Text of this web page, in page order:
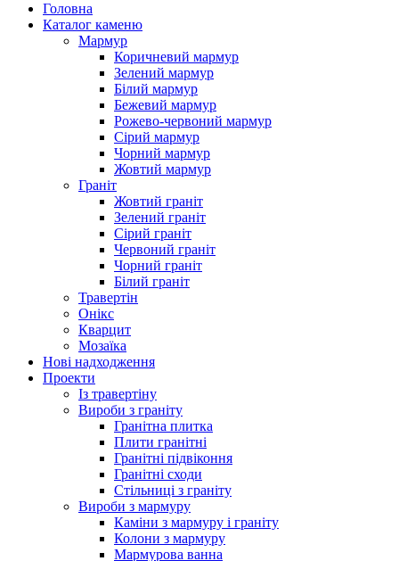
Головна
Каталог каменю
Мармур
Коричневий мармур
Зелений мармур
Білий мармур
Бежевий мармур
Рожево-червоний мармур
Сірий мармур
Чорний мармур
Жовтий мармур
Граніт
Жовтий граніт
Зелений граніт
Сірий граніт
Червоний граніт
Чорний граніт
Білий граніт
Травертін
Онікс
Кварцит
Мозаїка
Нові надходження
Проекти
Із травертіну
Вироби з граніту
Гранітна плитка
Плити гранітні
Гранітні підвіконня
Гранітні сходи
Стільниці з граніту
Вироби з мармуру
Каміни з мармуру і граніту
Колони з мармуру
Мармурова ванна